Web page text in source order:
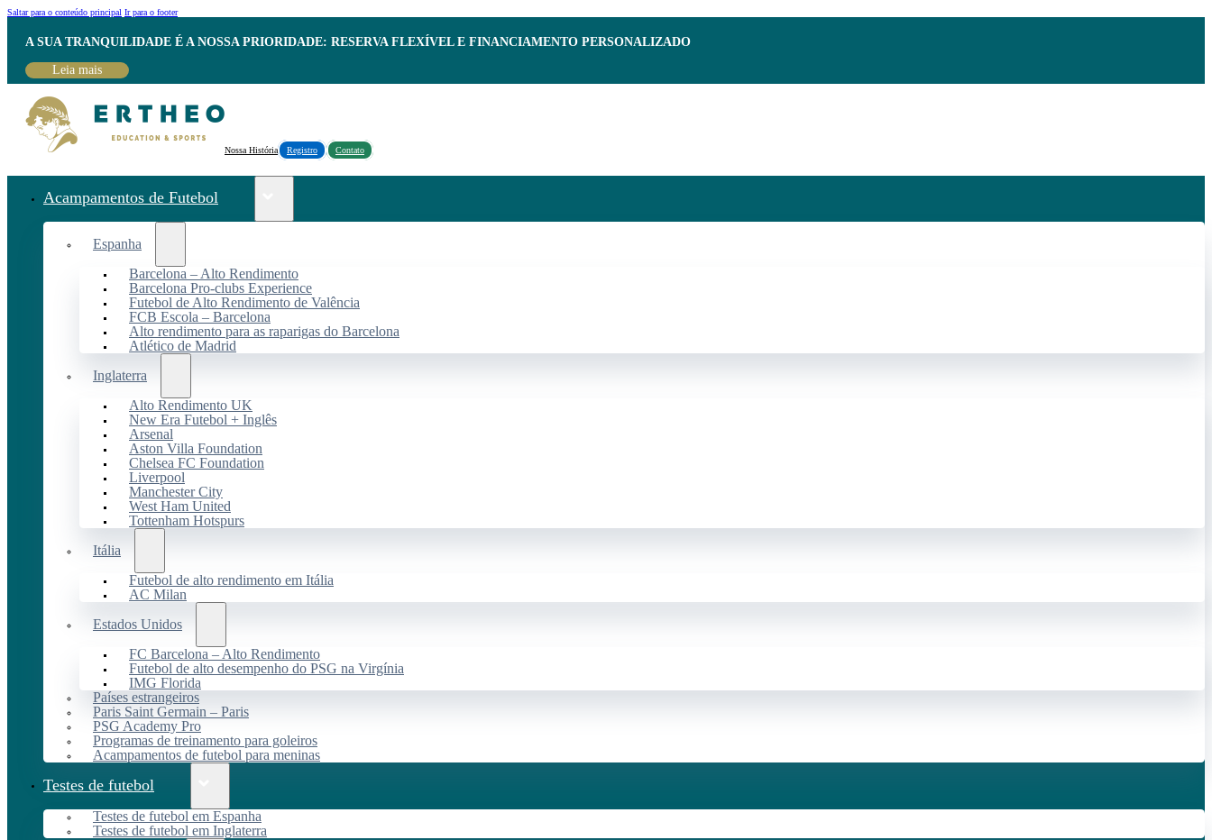
Saltar para o conteúdo principal Ir para o footer
A SUA TRANQUILIDADE É A NOSSA PRIORIDADE: RESERVA FLEXÍVEL E FINANCIAMENTO PERSONALIZADO
Leia mais
Nossa História Registro Contato
Acampamentos de Futebol
Espanha
Barcelona – Alto Rendimento
Barcelona Pro-clubs Experience
Futebol de Alto Rendimento de Valência
FCB Escola – Barcelona
Alto rendimento para as raparigas do Barcelona
Atlético de Madrid
Inglaterra
Alto Rendimento UK
New Era Futebol + Inglês
Arsenal
Aston Villa Foundation
Chelsea FC Foundation
Liverpool
Manchester City
West Ham United
Tottenham Hotspurs
Itália
Futebol de alto rendimento em Itália
AC Milan
Estados Unidos
FC Barcelona – Alto Rendimento
Futebol de alto desempenho do PSG na Virgínia
IMG Florida
Países estrangeiros
Paris Saint Germain – Paris
PSG Academy Pro
Programas de treinamento para goleiros
Acampamentos de futebol para meninas
Testes de futebol
Testes de futebol em Espanha
Testes de futebol em Inglaterra